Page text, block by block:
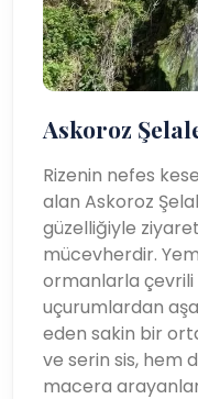
Askoroz
Rizenin nefes
alan Askoroz
güzelliğiyle
mücevherdir.
ormanlarla çevrili
uçurumlardan
eden sakin bir
ve serin sis, hem
macera arayanlar